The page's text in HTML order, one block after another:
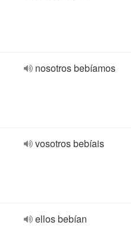
nosotros bebíamos
vosotros bebíais
ellos bebían